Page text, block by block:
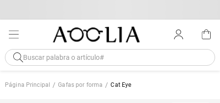
Página Principal Gafas por forma Cat Eye